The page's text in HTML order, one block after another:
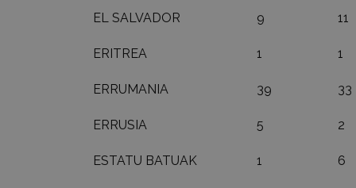
EL SALVADOR 9 11
ERITREA 1 1
ERRUMANIA 39 33
ERRUSIA 5 2
ESTATU BATUAK 1 6